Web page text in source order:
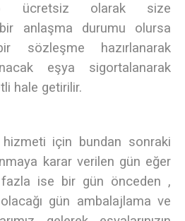
ücretsiz olarak size
anlaşma durumu olursa
sözleşme hazırlanarak
eşya sigortalanarak
hale getirilir.
için bundan sonraki
karar verilen gün eğer
fazla ise bir gün önceden ,
gün ambalajlama ve